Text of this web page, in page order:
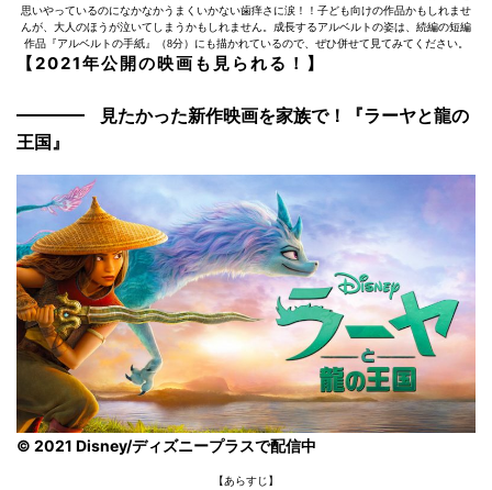
思いやっているのになかなかうまくいかない歯痒さに涙！！子ども向けの作品かもしれませ
んが、大人のほうが泣いてしまうかもしれません。成長するアルベルトの姿は、続編の短編
作品『アルベルトの手紙』（8分）にも描かれているので、ぜひ併せて見てみてください。
【2021年公開の映画も見られる！】
見たかった新作映画を家族で！『ラーヤと龍の
王国』
© 2021 Disney/ディズニープラスで配信中
【あらすじ】